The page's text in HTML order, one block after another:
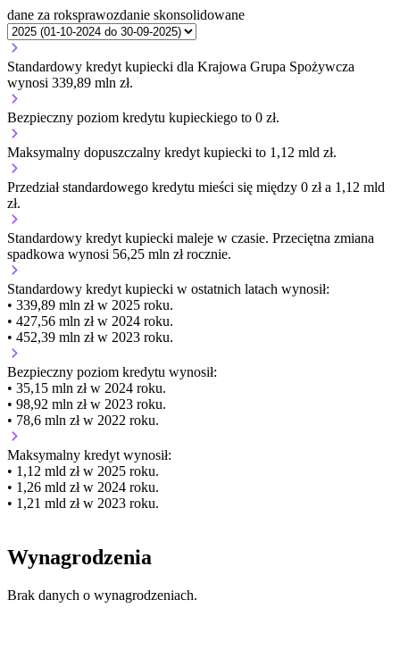
dane za roksprawozdanie skonsolidowane
Standardowy kredyt kupiecki dla Krajowa Grupa Spożywcza
wynosi 339,89 mln zł.
Bezpieczny poziom kredytu kupieckiego to 0 zł.
Maksymalny dopuszczalny kredyt kupiecki to 1,12 mld zł.
Przedział standardowego kredytu mieści się między 0 zł a 1,12 mld
zł.
Standardowy kredyt kupiecki maleje w czasie. Przeciętna zmiana
spadkowa wynosi 56,25 mln zł rocznie.
Standardowy kredyt kupiecki w ostatnich latach wynosił:
• 339,89 mln zł w 2025 roku.
• 427,56 mln zł w 2024 roku.
• 452,39 mln zł w 2023 roku.
Bezpieczny poziom kredytu wynosił:
• 35,15 mln zł w 2024 roku.
• 98,92 mln zł w 2023 roku.
• 78,6 mln zł w 2022 roku.
Maksymalny kredyt wynosił:
• 1,12 mld zł w 2025 roku.
• 1,26 mld zł w 2024 roku.
• 1,21 mld zł w 2023 roku.
Wynagrodzenia
Brak danych o wynagrodzeniach.